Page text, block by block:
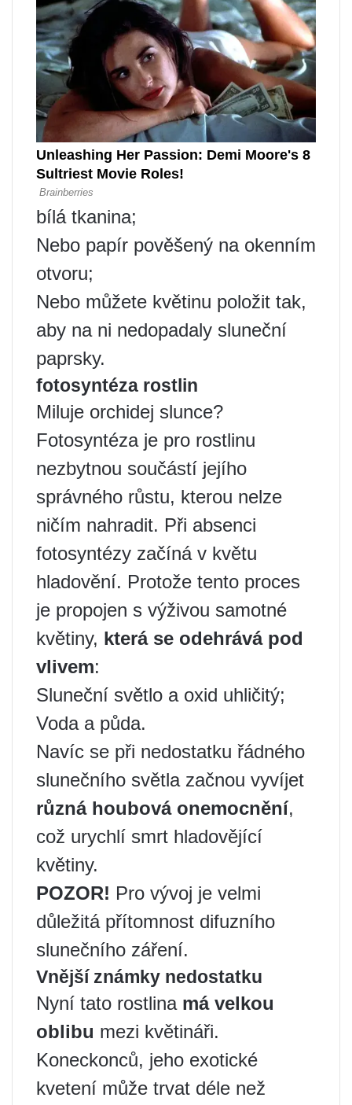
bílá tkanina;
Nebo papír pověšený na okenním
otvoru;
Nebo můžete květinu položit tak,
aby na ni nedopadaly sluneční
paprsky.
fotosyntéza rostlin
Miluje orchidej slunce?
Fotosyntéza je pro rostlinu
nezbytnou součástí jejího
správného růstu, kterou nelze
ničím nahradit. Při absenci
fotosyntézy začíná v květu
hladovění. Protože tento proces
je propojen s výživou samotné
květiny, která se odehrává pod
vlivem:
Sluneční světlo a oxid uhličitý;
Voda a půda.
Navíc se při nedostatku řádného
slunečního světla začnou vyvíjet
různá houbová onemocnění,
což urychlí smrt hladovějící
květiny.
POZOR! Pro vývoj je velmi
důležitá přítomnost difuzního
slunečního záření.
Vnější známky nedostatku
Nyní tato rostlina má velkou
oblibu mezi květináři.
Koneckonců, jeho exotické
kvetení může trvat déle než